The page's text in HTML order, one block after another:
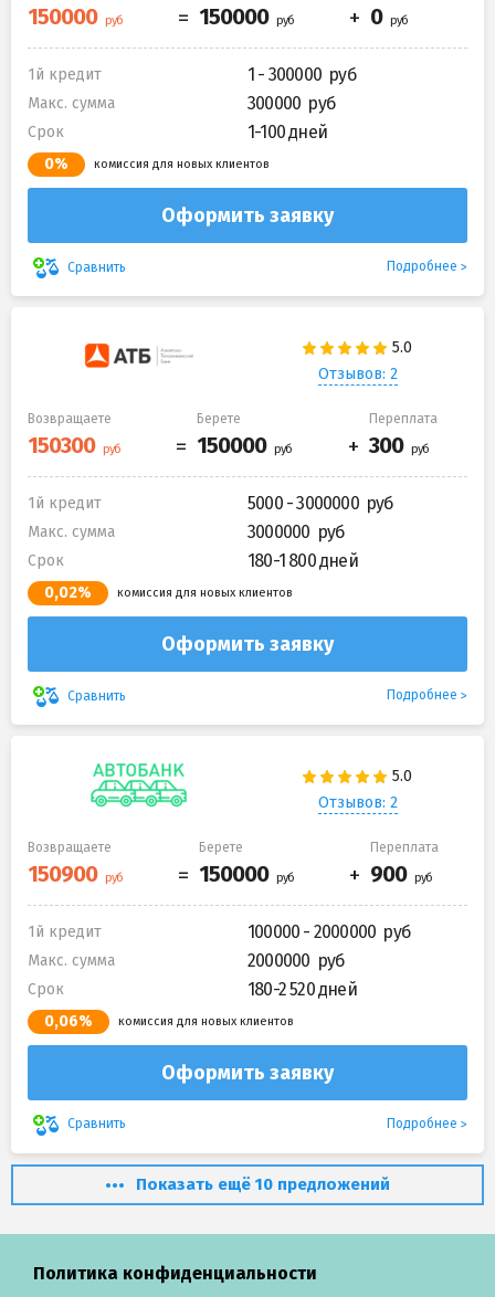
1й кредит 1 - 300000
Макс. сумма 300000
Срок 1-100 дней
0% комиссия для новых клиентов
Оформить заявку
Сравнить Подробнее
Отзывов: 2
Возвращаете Берете Переплата
1й кредит 5000 - 3000000
Макс. сумма 3000000
Срок 180-1 800 дней
0,02% комиссия для новых клиентов
Оформить заявку
Сравнить Подробнее
Отзывов: 2
Возвращаете Берете Переплата
1й кредит 100000 - 2000000
Макс. сумма 2000000
Срок 180-2 520 дней
0,06% комиссия для новых клиентов
Оформить заявку
Сравнить Подробнее
Показать ещё 10 предложений
Политика конфиденциальности